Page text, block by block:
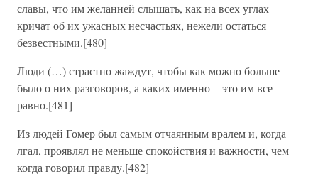
славы, что им желанней слышать, как на всех углах
кричат об их ужасных несчастьях, нежели остаться
безвестными.[480]
Люди (…) страстно жаждут, чтобы как можно больше
было о них разговоров, а каких именно – это им все
равно.[481]
Из людей Гомер был самым отчаянным вралем и, когда
лгал, проявлял не меньше спокойствия и важности, чем
когда говорил правду.[482]